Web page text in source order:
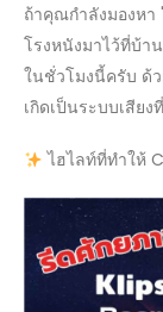
ถ้าคุณกำลังมองหา
โรงหนังมาไว้ที่บ้า
ในชั่วโมงนี้ครับ ด้
เกิดเป็นระบบเสีย
ไฮไลท์ที่ทำให้